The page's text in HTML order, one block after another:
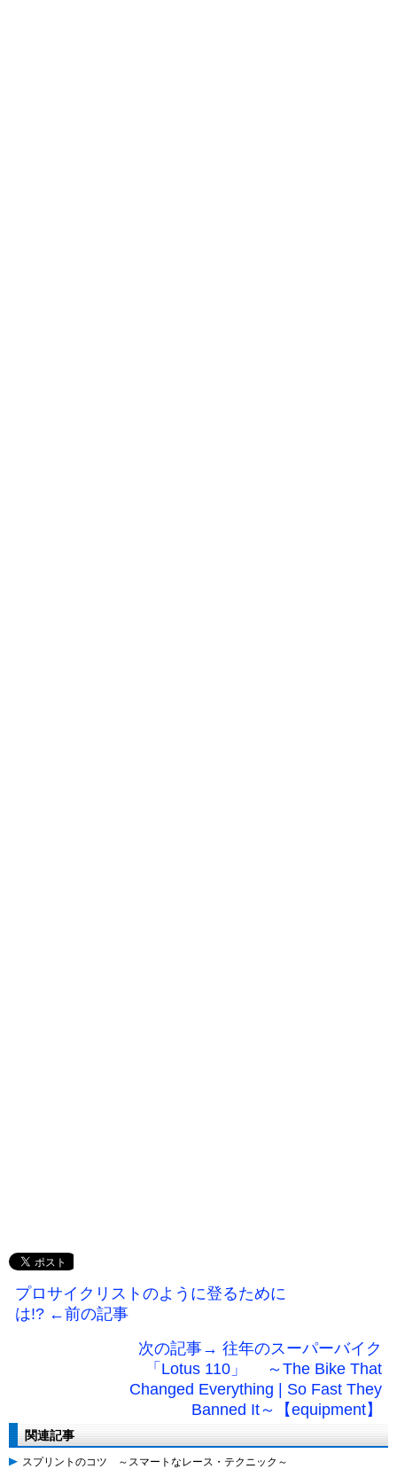
プロサイクリストのように登るために
は!? ←前の記事
次の記事→ 往年のスーパーバイク
「Lotus 110」 ～The Bike That
Changed Everything | So Fast They
Banned It～【equipment】
関連記事
スプリントのコツ ～スマートなレース・テクニック～